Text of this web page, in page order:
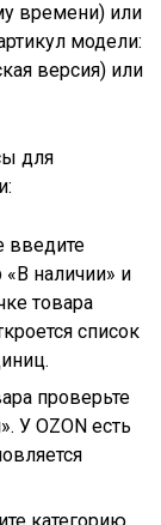
времени) или
модели:
версия) или
для
введите
«В наличии» и
товара
список
проверьте
У OZON есть